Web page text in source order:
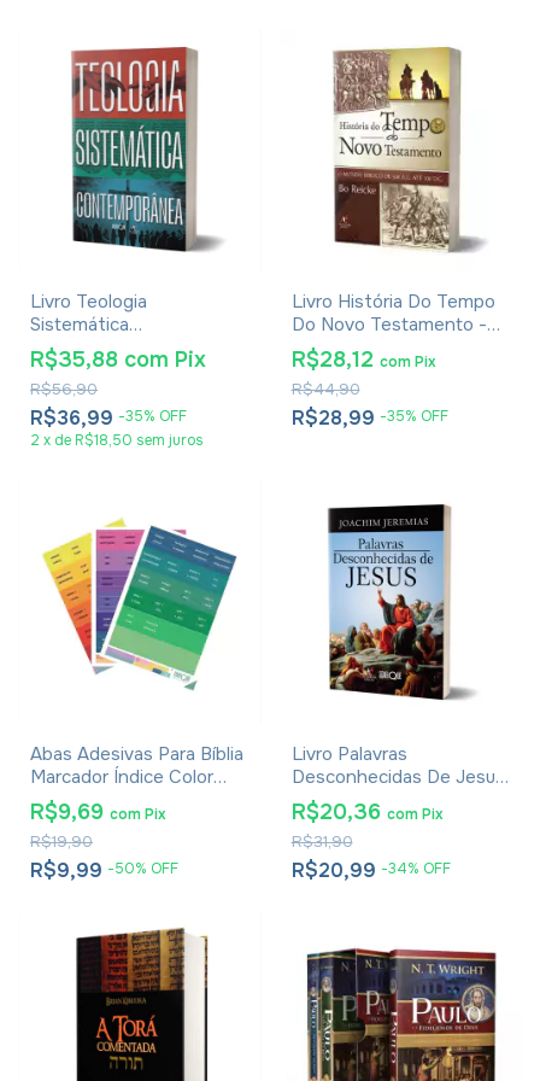
Livro Teologia
Sistemática
Contemporânea - Júlio
Andrade Ferreira
R$36,99 -35% OFF
R$56,90
R$35,88 com Pix
2 x de R$18,50 sem juros
Livro História Do Tempo
Do Novo Testamento -
Bo Reicke
R$28,99 -35% OFF
R$44,90
R$28,12 com Pix
Abas Adesivas Para Bíblia
Marcador Índice Color
Pacote Com 3
R$9,99 -50% OFF
R$19,90
R$9,69 comPix
Livro Palavras
Desconhecidas De Jesus
- Joachim Jeremias
R$20,99 -34% OFF
R$31,90
R$20,36 com Pix